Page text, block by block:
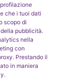
dei
significativa
che i tuoi dati
scopo di
pubblicità.
nella
con
Prestando il
in maniera